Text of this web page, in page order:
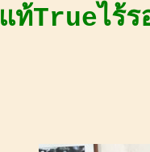
แท้Trueไร้